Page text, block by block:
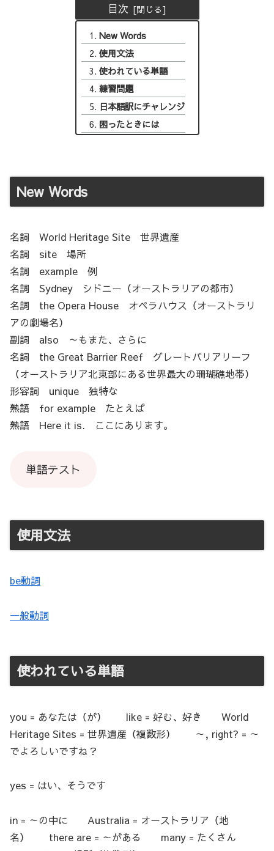
目次
New Words
使用文法
使われている単語
練習問題
日本語訳にチャレンジ
困ったときには
New Words
名詞 World Heritage Site 世界遺産
名詞 site 場所
名詞 example 例
名詞 Sydney シドニー（オーストラリアの都市）
名詞 the Opera House オペラハウス（オーストラリ
アの劇場名）
副詞 also ～もまた、さらに
名詞 the Great Barrier Reef グレートバリアリーフ
（オーストラリア北東部にある世界最大の珊瑚礁地帯）
形容詞 unique 独特な
熟語 for example たとえば
熟語 Here it is. ここにあります。
単語テスト
使用文法
be動詞
一般動詞
使われている単語
you = あなたは（が） like = 好む、好き World
Heritage Sites = 世界遺産（複数形） ～, right? = ～
でよろしいですね？
yes = はい、そうです
in = ～の中に Australia = オーストラリア（地
名） there are = ～がある many = たくさん